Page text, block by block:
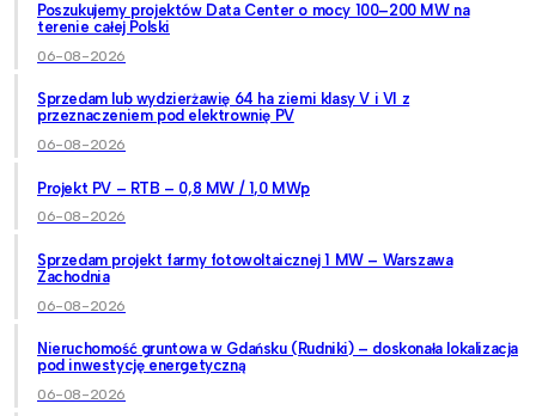
Poszukujemy projektów Data Center o mocy 100–200 MW na
terenie całej Polski
06-08-2026
Sprzedam lub wydzierżawię 64 ha ziemi klasy V i VI z
przeznaczeniem pod elektrownię PV
06-08-2026
Projekt PV – RTB – 0,8 MW / 1,0 MWp
06-08-2026
Sprzedam projekt farmy fotowoltaicznej 1 MW – Warszawa
Zachodnia
06-08-2026
Nieruchomość gruntowa w Gdańsku (Rudniki) – doskonała lokalizacja
pod inwestycję energetyczną
06-08-2026